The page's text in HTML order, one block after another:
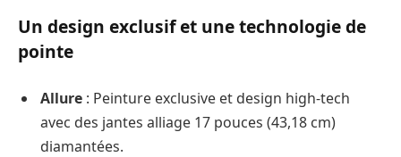
Un design exclusif et une technologie de
pointe
Allure : Peinture exclusive et design high-tech
avec des jantes alliage 17 pouces (43,18 cm)
diamantées.